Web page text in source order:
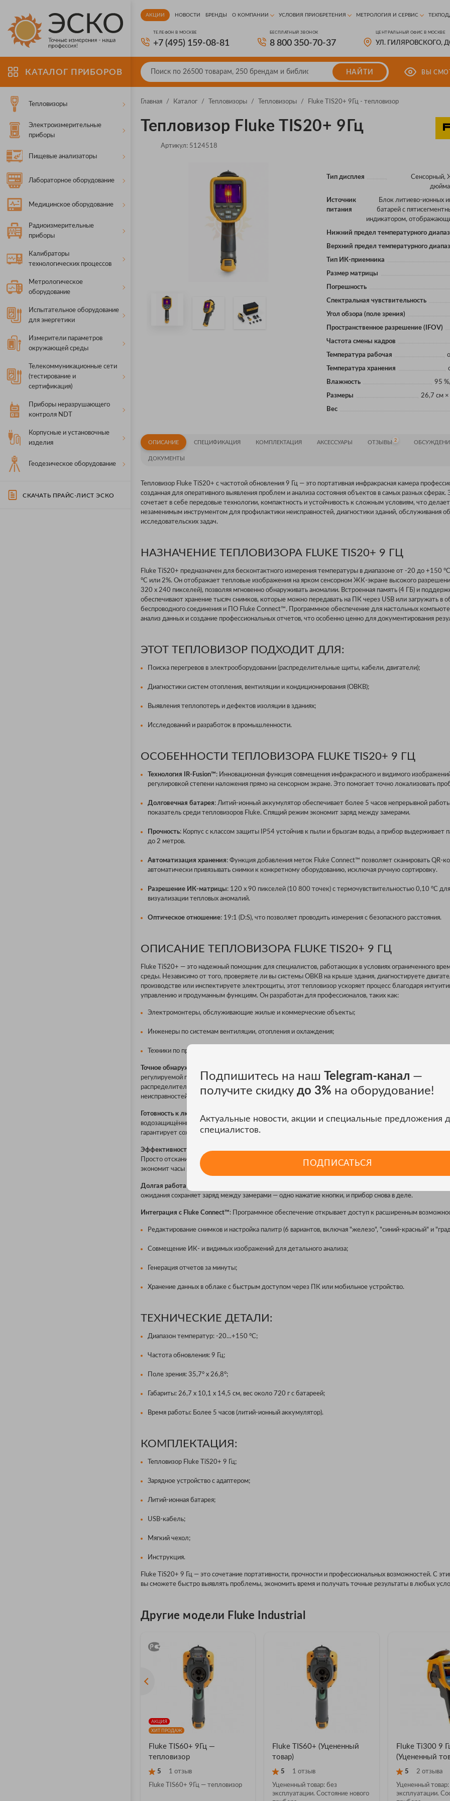
КАТАЛОГ ПРИБОРОВ
Тепловизоры
Электроизмерительные
приборы
Пищевые анализаторы
Лабораторное оборудование
Медицинское оборудование
Радиоизмерительные
приборы
Калибраторы
технологических процессов
Метрологическое
оборудование
Испытательное оборудование
для энергетики
Измерители параметров
окружающей среды
Телекоммуникационные сети
(тестирование и
сертификация)
Приборы неразрушающего
контроля NDT
Корпусные и установочные
изделия
Геодезическое оборудование
СКАЧАТЬ ПРАЙС-ЛИСТ ЭСКО
АКЦИИ НОВОСТИ БРЕНДЫ О КОМПАНИИ УСЛОВИЯ ПРИОБРЕТЕНИЯ МЕТРОЛОГИЯ И СЕРВИС
ТЕЛЕФОН В МОСКВЕ
+7 (495) 159-08-81
БЕСПЛАТНЫЙ ЗВОНОК
8 800 350-70-37
ЦЕНТРАЛЬНЫЙ ОФИС В МОСКВЕ
УЛ. ГИЛЯРОВСКОГО,
НАЙТИ ВЫ
Главная / Каталог / Тепловизоры / Тепловизоры / Fluke TIS20+ 9Гц - тепловизор
Тепловизор Fluke TIS20+ 9Гц
Артикул: 5124518
Тип дисплея
Сенсорный,
дюйма
Источник
питания
Блок литиево-ионных
батарей с
индикатором,
Нижний предел температурного
Верхний предел температурного
Тип ИК-приемника
Размер матрицы
Погрешность
Спектральная чувствительность
Угол обзора (поле зрения)
Пространственное разрешение (IFOV)
Частота смены кадров
Температура рабочая
Температура хранения
Влажность 95
Размеры 26,7 см
Вес
ОПИСАНИЕ СПЕЦИФИКАЦИЯ КОМПЛЕКТАЦИЯ АКСЕССУАРЫ ОТЗЫВЫ 2
ДОКУМЕНТЫ
Тепловизор Fluke TiS20+ с частотой обновления 9 Гц — это портативная инфракрасная камера
созданная для оперативного выявления проблем и анализа состояния объектов в самых разных сферах.
сочетает в себе передовые технологии, компактность и устойчивость к сложным условиям, что
незаменимым инструментом для профилактики неисправностей, диагностики зданий, обслуживания
исследовательских задач.
НАЗНАЧЕНИЕ ТЕПЛОВИЗОРА FLUKE TIS20+ 9 ГЦ
Fluke TiS20+ предназначен для бесконтактного измерения температуры в диапазоне от -20 до +150
°C или 2%. Он отображает тепловые изображения на ярком сенсорном ЖК-экране высокого
320 x 240 пикселей), позволяя мгновенно обнаруживать аномалии. Встроенная память (4 ГБ) и
обеспечивают хранение тысяч снимков, которые можно передавать на ПК через USB или загружать в
беспроводного соединения и ПО Fluke Connect™. Программное обеспечение для настольных
анализ данных и создание профессиональных отчетов, что особенно ценно для документирования
ЭТОТ ТЕПЛОВИЗОР ПОДХОДИТ ДЛЯ:
Поиска перегревов в электрооборудовании (распределительные щиты, кабели, двигатели);
Диагностики систем отопления, вентиляции и кондиционирования (ОВКВ);
Выявления теплопотерь и дефектов изоляции в зданиях;
Исследований и разработок в промышленности.
ОСОБЕННОСТИ ТЕПЛОВИЗОРА FLUKE TIS20+ 9 ГЦ
Технология IR-Fusion™: Инновационная функция совмещения инфракрасного и видимого
регулировкой степени наложения прямо на сенсорном экране. Это помогает точно локализовать
Долговечная батарея: Литий-ионный аккумулятор обеспечивает более 5 часов непрерывной
показатель среди тепловизоров Fluke. Спящий режим экономит заряд между замерами.
Прочность: Корпус с классом защиты IP54 устойчив к пыли и брызгам воды, а прибор выдерживает
до 2 метров.
Автоматизация хранения: Функция добавления меток Fluke Connect™ позволяет сканировать QR-
автоматически привязывать снимки к конкретному оборудованию, исключая ручную сортировку.
Разрешение ИК-матрицы: 120 x 90 пикселей (10 800 точек) с термочувствительностью 0,10 °C
визуализации тепловых аномалий.
Оптическое отношение: 19:1 (D:S), что позволяет проводить измерения с безопасного расстояния.
ОПИСАНИЕ ТЕПЛОВИЗОРА FLUKE TIS20+ 9 ГЦ
Fluke TiS20+ — это надежный помощник для специалистов, работающих в условиях ограниченного
среды. Независимо от того, проверяете ли вы системы ОВКВ на крыше здания, диагностируете
производстве или инспектируете электрощиты, этот тепловизор ускоряет процесс благодаря
управлению и продуманным функциям. Он разработан для профессионалов, таких как:
Электромонтеры, обслуживающие жилые и коммерческие объекты;
Инженеры по системам вентиляции, отопления и охлаждения;
Техники по профилактическому обслуживанию оборудования.
Точное обнаружение проблем
: Технология IR-Fusion™ позволяет совмещать тепловые и видимые
регулируемой прозрачностью — достаточно провести пальцем по экрану. Это упрощает поиск
распределительных устройствах или утечек тепла в вентиляционных системах, предотвращая развитие
неисправностей.
Готовность к любым условиям
: TiS20+ создан для работы там, где другие приборы сдаются.
водозащищённый корпус (IP54) выдерживает эксплуатацию в запылённых цехах или под дождём, а
гарантирует сохранность при падении с высоты до 2 метров.
Эффективность анализа: Функция добавления меток Fluke Connect™ автоматизирует процесс
Просто отсканируйте QR-код оборудования, и все тепловые изображения будут привязаны к нужному
экономит часы рутинной работы, позволяя сразу приступить к анализу и составлению отчетов.
Долгая работа без подзарядки
ожидания сохраняет заряд между замерами — одно нажатие кнопки, и прибор снова в деле.
Интеграция с Fluke Connect™: Программное обеспечение открывает доступ к расширенным
Редактирование снимков и настройка палитр (6 вариантов, включая "железо", "синий-красный" и
Совмещение ИК- и видимых изображений для детального анализа;
Генерация отчетов за минуты;
Хранение данных в облаке с быстрым доступом через ПК или мобильное устройство.
ТЕХНИЧЕСКИЕ ДЕТАЛИ:
Диапазон температур: -20…+150 °C;
Частота обновления: 9 Гц;
Поле зрения: 35,7° x 26,8°;
Габариты: 26,7 x 10,1 x 14,5 см, вес около 720 г с батареей;
Время работы: Более 5 часов (литий-ионный аккумулятор).
КОМПЛЕКТАЦИЯ:
Тепловизор Fluke TiS20+ 9 Гц;
Зарядное устройство с адаптером;
Литий-ионная батарея;
USB-кабель;
Мягкий чехол;
Инструкция.
Fluke TiS20+ 9 Гц — это сочетание портативности, прочности и профессиональных возможностей. С
вы сможете быстро выявлять проблемы, экономить время и получать точные результаты в любых
Другие модели Fluke Industrial
АКЦИЯ
ХИТ ПРОДАЖ
Fluke TIS60+ 9Гц —
тепловизор
5 1 отзыв
Fluke TIS60+ 9Гц — тепловизор
Fluke TIS60+ (Уцененный
товар)
5 1 отзыв
Уцененный товар: без
эксплуатации. Состояние нового
Fluke Ti300 9
(Уцененный
5 2 отзыва
Уцененный товар:
эксплуатации.
Подпишитесь на наш Telegram-канал —
получите скидку до 3% на оборудование!
Актуальные новости, акции и специальные предложения
специалистов.
ПОДПИСАТЬСЯ